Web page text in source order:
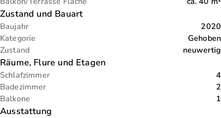
Zustand und Bauart
Baujahr
2020
Kategorie
Gehoben
Zustand
neuwertig
Räume, Flure und Etagen
Schlafzimmer
4
Badezimmer
2
Balkone
1
Ausstattung